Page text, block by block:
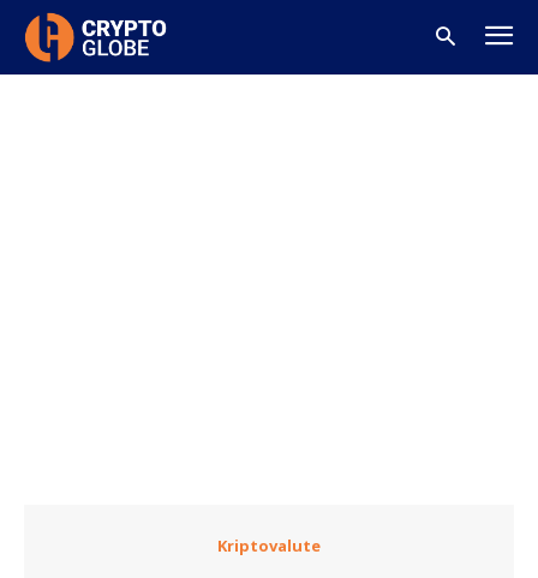
Kriptovalute